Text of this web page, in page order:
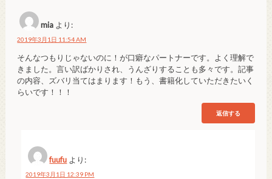
mia より:
2019年3月1日 11:54 AM
そんなつもりじゃないのに！が口癖なパートナーです。よく理解で
きました。言い訳ばかりされ、うんざりすることも多々です。記事
の内容、ズバリ当てはまります！もう、書籍化していただきたいく
らいです！！！
返信する
fuufu より:
2019年3月1日 12:39 PM